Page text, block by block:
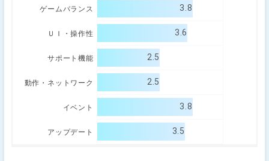
ゲームバランス 3.8
ＵＩ・操作性 3.6
サポート機能 2.5
動作・ネットワーク 2.5
イベント 3.8
アップデート 3.5